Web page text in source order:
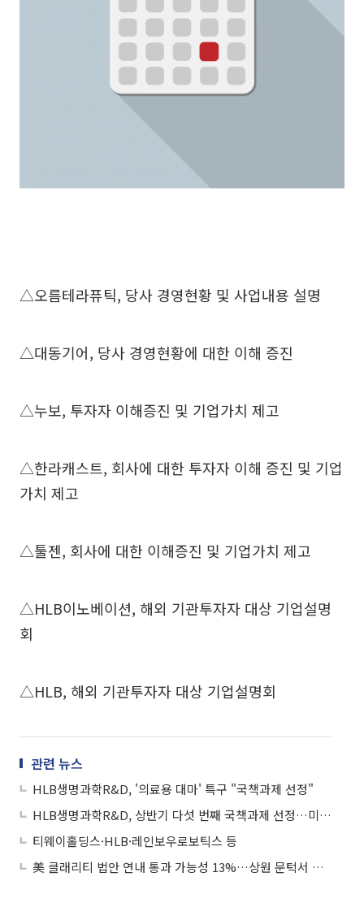
△오름테라퓨틱, 당사 경영현황 및 사업내용 설명
△대동기어, 당사 경영현황에 대한 이해 증진
△누보, 투자자 이해증진 및 기업가치 제고
△한라캐스트, 회사에 대한 투자자 이해 증진 및 기업
가치 제고
△툴젠, 회사에 대한 이해증진 및 기업가치 제고
△HLB이노베이션, 해외 기관투자자 대상 기업설명
회
△HLB, 해외 기관투자자 대상 기업설명회
관련 뉴스
HLB생명과학R&D, '의료용 대마' 특구 "국책과제 선정"
HLB생명과학R&D, 상반기 다섯 번째 국책과제 선정…미량 칸나비노이드 신약 개발 개시
티웨이홀딩스·HLB·레인보우로보틱스 등
美 클래리티 법안 연내 통과 가능성 13%…상원 문턱서 제동